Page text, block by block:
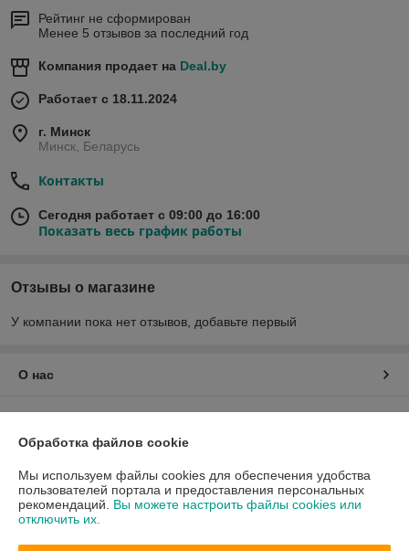
Рейтинг не сформирован
Менее 5 отзывов за последний год
Компания продает на Deal.by
Работает с 18.11.2024
г. Минск
Минск, Беларусь
Контакты
Сегодня работает с 09:00 до 16:00
Показать весь график работы
Отзывы о магазине
У компании пока нет отзывов, добавьте первый
О нас
График работы
Полная версия сайта
Обработка файлов cookie
Мы используем файлы cookies для обеспечения удобства
пользователей портала и предоставления персональных
рекомендаций. Вы можете настроить файлы cookies или
отключить их.